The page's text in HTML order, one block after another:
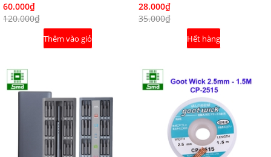
60.000₫
120.000₫
Thêm vào giỏ
28.000₫
35.000₫
Hết hàng